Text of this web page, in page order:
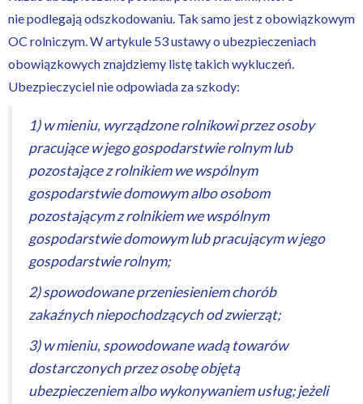
nie podlegają odszkodowaniu. Tak samo jest z obowiązkowym
OC rolniczym. W artykule 53 ustawy o ubezpieczeniach
obowiązkowych znajdziemy listę takich wykluczeń.
Ubezpieczyciel nie odpowiada za szkody:
1) w mieniu, wyrządzone rolnikowi przez osoby
pracujące w jego gospodarstwie rolnym lub
pozostające z rolnikiem we wspólnym
gospodarstwie domowym albo osobom
pozostającym z rolnikiem we wspólnym
gospodarstwie domowym lub pracującym w jego
gospodarstwie rolnym;
2) spowodowane przeniesieniem chorób
zakaźnych niepochodzących od zwierząt;
3) w mieniu, spowodowane wadą towarów
dostarczonych przez osobę objętą
ubezpieczeniem albo wykonywaniem usług; jeżeli